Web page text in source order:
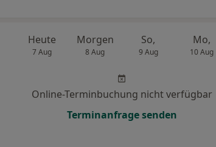
Heute
7 Aug
Morgen
8 Aug
So,
9 Aug
Mo,
10 Aug
Online-Terminbuchung nicht verfügbar
Terminanfrage senden